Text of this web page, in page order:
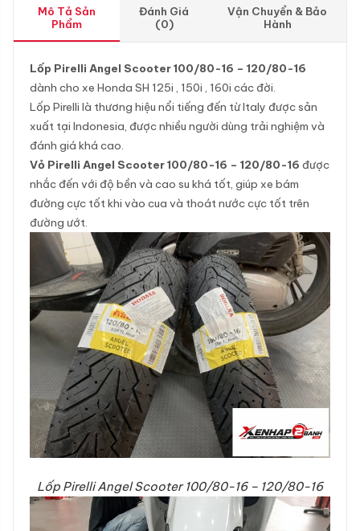
Mô Tả Sản
Phẩm
Đánh Giá
(0)
Vận Chuyển & Bảo
Hành
Lốp Pirelli Angel Scooter 100/80-16 – 120/80-16
dành cho xe Honda SH 125i , 150i , 160i các đời.
Lốp Pirelli là thương hiệu nổi tiếng đến từ Italy được sản
xuất tại Indonesia, được nhiều người dùng trải nghiệm và
đánh giá khá cao.
Vỏ Pirelli Angel Scooter100/80-16 – 120/80-16 được
nhắc đến với độ bền và cao su khá tốt, giúp xe bám
đường cực tốt khi vào cua và thoát nước cực tốt trên
đường ướt.
Lốp Pirelli Angel Scooter 100/80-16 – 120/80-16